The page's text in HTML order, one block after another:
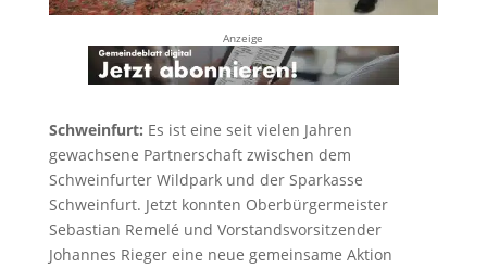
Anzeige
Schweinfurt: Es ist eine seit vielen Jahren
gewachsene Partnerschaft zwischen dem
Schweinfurter Wildpark und der Sparkasse
Schweinfurt. Jetzt konnten Oberbürgermeister
Sebastian Remelé und Vorstandsvorsitzender
Johannes Rieger eine neue gemeinsame Aktion